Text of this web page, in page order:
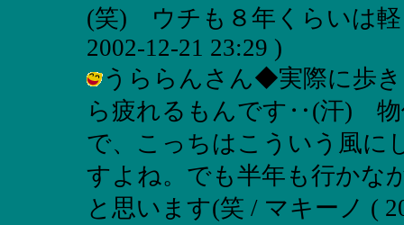
(笑) ウチも８年くらいは軽
2002-12-21 23:29 )
うららんさん◆実際に歩
ら疲れるもんです‥(汗) 物
で、こっちはこういう風
すよね。でも半年も行か
と思います(笑 / マキーノ (